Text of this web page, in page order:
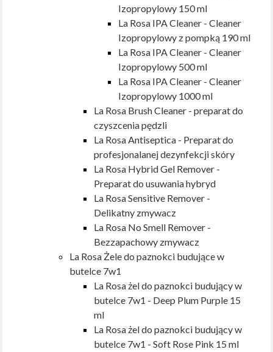
Izopropylowy 150 ml
La Rosa IPA Cleaner - Cleaner
Izopropylowy z pompką 190 ml
La Rosa IPA Cleaner - Cleaner
Izopropylowy 500 ml
La Rosa IPA Cleaner - Cleaner
Izopropylowy 1000 ml
La Rosa Brush Cleaner - preparat do
czyszcenia pędzli
La Rosa Antiseptica - Preparat do
profesjonalanej dezynfekcji skóry
La Rosa Hybrid Gel Remover -
Preparat do usuwania hybryd
La Rosa Sensitive Remover -
Delikatny zmywacz
La Rosa No Smell Remover -
Bezzapachowy zmywacz
La Rosa Żele do paznokci budujące w
butelce 7w1
La Rosa żel do paznokci budujący w
butelce 7w1 - Deep Plum Purple 15
ml
La Rosa żel do paznokci budujący w
butelce 7w1 - Soft Rose Pink 15 ml